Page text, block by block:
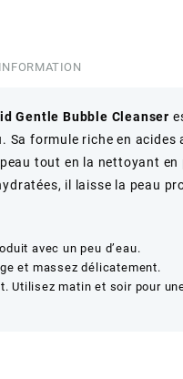
Gentle Bubble Cleanser
Sa formule riche en
tout en la nettoyant
il laisse la peau
avec un peu d’eau.
et massez délicatement.
Utilisez matin et soir pour